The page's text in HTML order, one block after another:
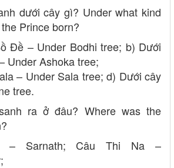
dưới cây gì? Under what kind
Prince born?
Đề – Under Bodhi tree; b) Dưới
Under Ashoka tree;
– Under Sala tree; d) Dưới cây
tree.
ra ở đâu? Where was the
– Sarnath; Câu Thi Na –